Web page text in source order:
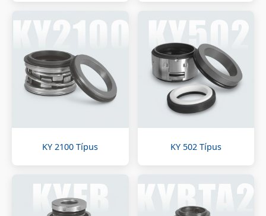
KY 2100 Típus KY 502 Típus